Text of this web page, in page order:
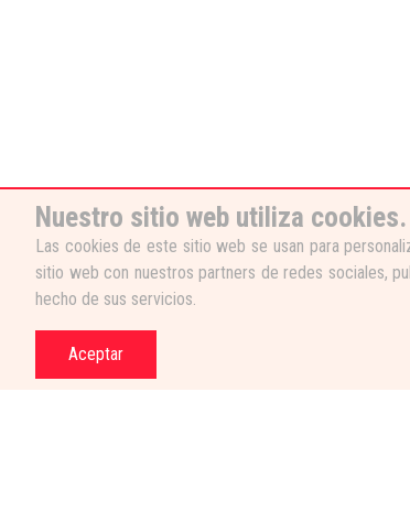
Nuestro sitio web utiliza cookies.
Las cookies de este sitio web se usan para
sitio web con nuestros partners de redes sociales,
hecho de sus servicios.
Aceptar